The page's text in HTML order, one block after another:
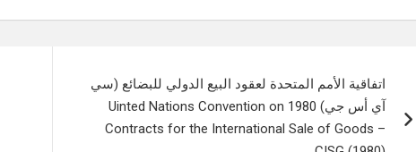
المقالات
اتفاقية الأمم المتحدة لعقود البيع الدولي للبضائع (سي
آي أس جي) 1980 Uinted Nations Convention on
Contracts for the International Sale of Goods –